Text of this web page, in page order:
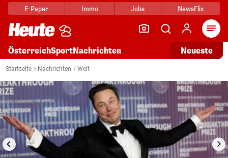
E-Paper Immo Jobs NewsFlix
ÖsterreichSportNachrichten Neueste
Startseite Nachrichten Welt
1/4